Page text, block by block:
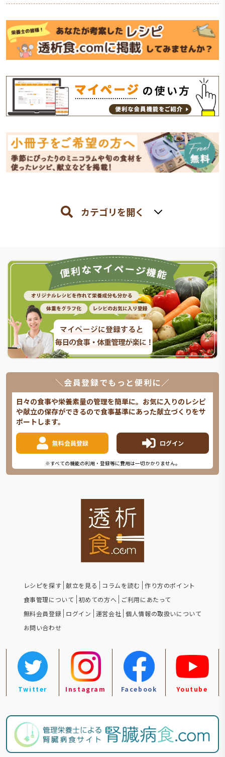
カテゴリを開く
＼会員登録でもっと便利に／
日々の食事や栄養素量の管理を簡単に。お気に入りのレシピ
や献立の保存ができるので食事基準にあった献立づくりをサ
ポートします。
無料会員登録 ログイン
※すべての機能の利用・登録等に費用は一切かかりません。
レシピを探す 献立を見る コラムを読む
作り方のポイント
食事管理について
初めての方へ
ご利用にあたって
無料会員登録 ログイン 運営会社 個人情報の取扱いについて
お問い合わせ
Twitter Instagram Facebook Youtube